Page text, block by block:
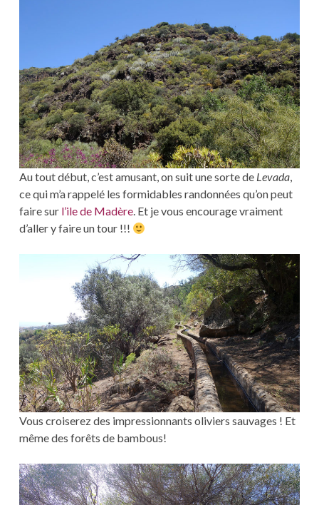
Au tout début, c’est amusant, on suit une sorte de Levada,
ce qui m’a rappelé les formidables randonnées qu’on peut
faire sur l’ile de Madère. Et je vous encourage vraiment
d’aller y faire un tour !!!
Vous croiserez des impressionnants oliviers sauvages ! Et
même des forêts de bambous!